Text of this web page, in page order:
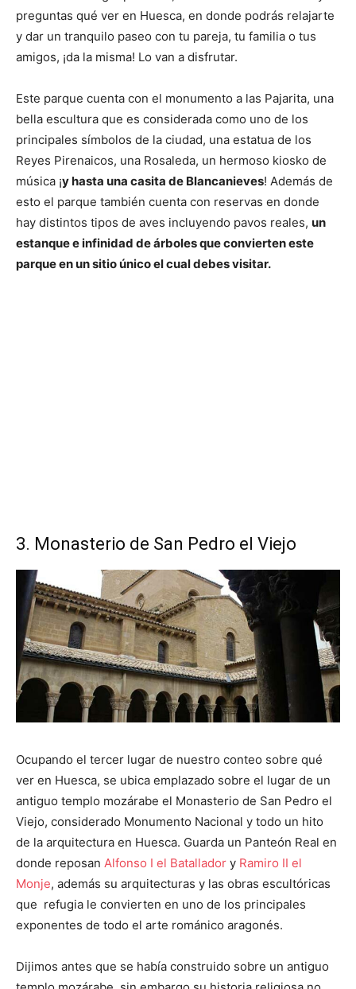
preguntas qué ver en Huesca, en donde podrás relajarte
y dar un tranquilo paseo con tu pareja, tu familia o tus
amigos, ¡da la misma! Lo van a disfrutar.
Este parque cuenta con el monumento a las Pajarita, una
bella escultura que es considerada como uno de los
principales símbolos de la ciudad, una estatua de los
Reyes Pirenaicos, una Rosaleda, un hermoso kiosko de
música ¡y hasta una casita de Blancanieves! Además de
esto el parque también cuenta con reservas en donde
hay distintos tipos de aves incluyendo pavos reales, un
estanque e infinidad de árboles que convierten este
parque en un sitio único el cual debes visitar.
3. Monasterio de San Pedro el Viejo
Ocupando el tercer lugar de nuestro conteo sobre qué
ver en Huesca, se ubica emplazado sobre el lugar de un
antiguo templo mozárabe el Monasterio de San Pedro el
Viejo, considerado Monumento Nacional y todo un hito
de la arquitectura en Huesca. Guarda un Panteón Real en
donde reposan Alfonso I el Batallador y Ramiro II el
Monje, además su arquitecturas y las obras escultóricas
que refugia le convierten en uno de los principales
exponentes de todo el arte románico aragonés.
Dijimos antes que se había construido sobre un antiguo